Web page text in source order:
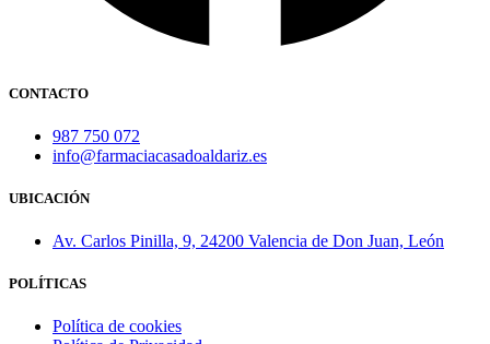
CONTACTO
987 750 072
info@farmaciacasadoaldariz.es
UBICACIÓN
Av. Carlos Pinilla, 9, 24200 Valencia de Don Juan, León
POLÍTICAS
Política de cookies